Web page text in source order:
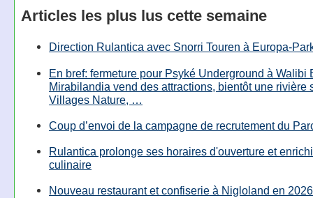
Articles les plus lus cette semaine
Direction Rulantica avec Snorri Touren à Europa-
En bref: fermeture pour Psyké Underground à Walibi
Mirabilandia vend des attractions, bientôt une rivière
Villages Nature, …
Coup d’envoi de la campagne de recrutement du
Rulantica prolonge ses horaires d'ouverture et
culinaire
Nouveau restaurant et confiserie à Nigloland en 2026